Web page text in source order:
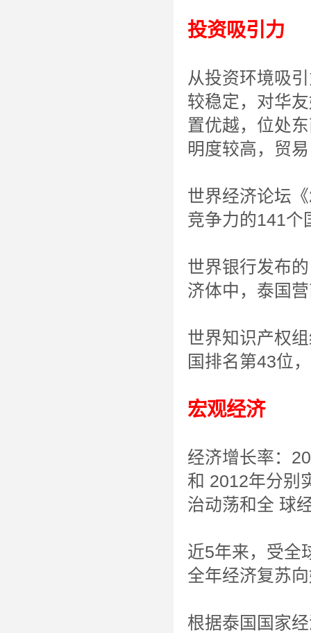
投资吸引力
从投资环境吸
较稳定，对华
置优越，位处
明度较高，贸
世界经济论坛
竞争力的141个
世界银行发布
济体中，泰国
世界知识产权
国排名第43位
宏观经济
经济增长率：
和 2012年分别
治动荡和全 球
近5年来，受全
全年经济复苏
根据泰国国家